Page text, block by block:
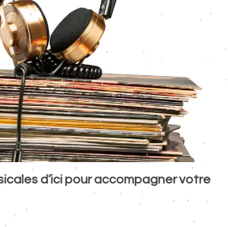
d’ici pour accompagner votre